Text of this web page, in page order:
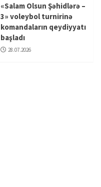
«Salam Olsun Şəhidlərə –
3» voleybol turnirinə
komandaların qeydiyyatı
başladı
28.07.2026